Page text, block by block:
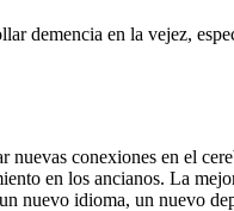
demencia en la vejez,
nuevas conexiones en el
en los ancianos. La
nuevo idioma, un nuevo